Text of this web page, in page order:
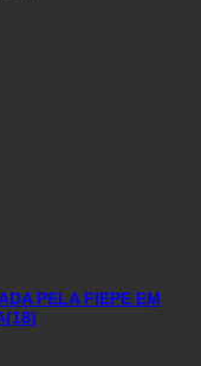
PELA FIEPE EM